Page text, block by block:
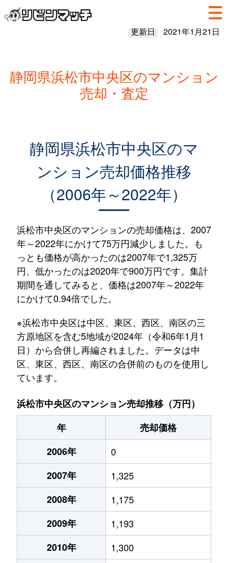
更新日 2021年1月21日
静岡県浜松市中央区のマンション
売却・査定
静岡県浜松市中央区のマ
ンション売却価格推移
（2006年～2022年）
浜松市中央区のマンションの売却価格は、2007
年～2022年にかけて75万円減少しました。も
っとも価格が高かったのは2007年で1,325万
円、低かったのは2020年で900万円です。集計
期間を通してみると、価格は2007年～2022年
にかけて0.94倍でした。
※浜松市中央区は中区、東区、西区、南区の三
方原地区を含む5地域が2024年（令和6年1月1
日）から合併し再編されました。データは中
区、東区、西区、南区の合併前のものを使用し
ています。
浜松市中央区のマンション売却推移（万円）
年
売却価格
2006年
0
2007年
1,325
2008年
1,175
2009年
1,193
2010年
1,300